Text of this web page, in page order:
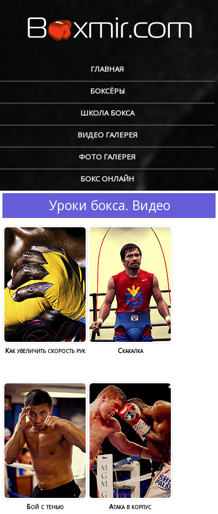
ГЛАВНАЯ
БОКСЁРЫ
ШКОЛА БОКСА
ВИДЕО ГАЛЕРЕЯ
ФОТО ГАЛЕРЕЯ
БОКС ОНЛАЙН
Уроки бокса. Видео
Как увеличить скорость рук Скакалка
Бой с тенью Атака в корпус